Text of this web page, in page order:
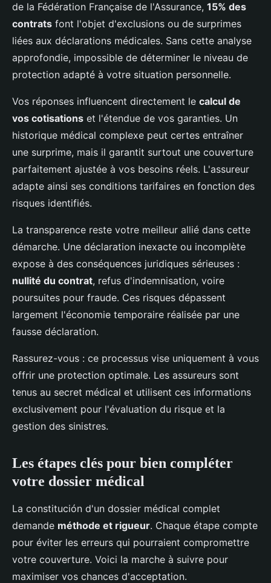
de la Fédération Française de l'Assurance, 15% des
contrats font l'objet d'exclusions ou de surprimes
liées aux déclarations médicales. Sans cette analyse
approfondie, impossible de déterminer le niveau de
protection adapté à votre situation personnelle.
Vos réponses influencent directement le calcul de
vos cotisations et l'étendue de vos garanties. Un
historique médical complexe peut certes entraîner
une surprime, mais il garantit surtout une couverture
parfaitement ajustée à vos besoins réels. L'assureur
adapte ainsi ses conditions tarifaires en fonction des
risques identifiés.
La transparence reste votre meilleur allié dans cette
démarche. Une déclaration inexacte ou incomplète
expose à des conséquences juridiques sérieuses :
nullité du contrat, refus d'indemnisation, voire
poursuites pour fraude. Ces risques dépassent
largement l'économie temporaire réalisée par une
fausse déclaration.
Rassurez-vous : ce processus vise uniquement à vous
offrir une protection optimale. Les assureurs sont
tenus au secret médical et utilisent ces informations
exclusivement pour l'évaluation du risque et la
gestion des sinistres.
Les étapes clés pour bien compléter
votre dossier médical
La constitución d'un dossier médical complet
demande méthode et rigueur. Chaque étape compte
pour éviter les erreurs qui pourraient compromettre
votre couverture. Voici la marche à suivre pour
maximiser vos chances d'acceptation.